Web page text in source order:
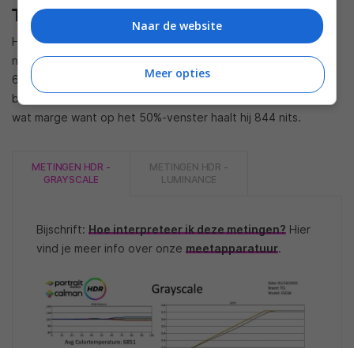
TCL 55C6K - HDR
Hier lever je uiteindelijk het meeste in, al mag dat eigenlijk
niet verrassen. De piekhelderheid van de C6K komt uit op
688 nits op het 10%-venster en 547 nits op het volledig wit
beeld, gemeten in HDR10 Filmmaker mode. De tv heeft nog
wat marge want op het 50%-venster haalt hij 844 nits.
METINGEN HDR -
GRAYSCALE
METINGEN HDR -
LUMINANCE
Bijschrift: Hoe interpreteer ik deze metingen? Hier
vind je meer info over onze meetapparatuur.
Naar de website
Meer opties